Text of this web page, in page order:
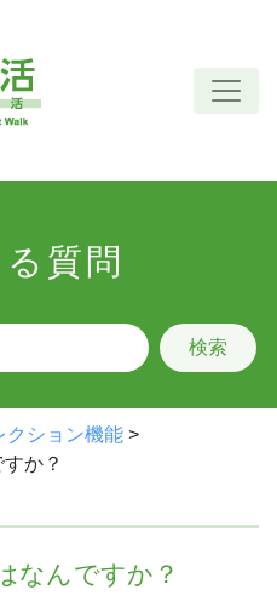
質問
検索
クション機能 >
か？
なんですか？